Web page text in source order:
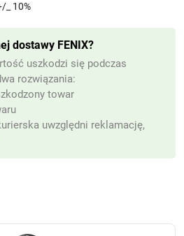
_ 10%
dostawy FENIX?
uszkodzi się podczas
rozwiązania:
towar
uwzględni reklamację,